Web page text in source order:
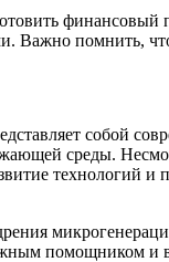
Важно помнить,
собой
среды.
технологий и
помощником и